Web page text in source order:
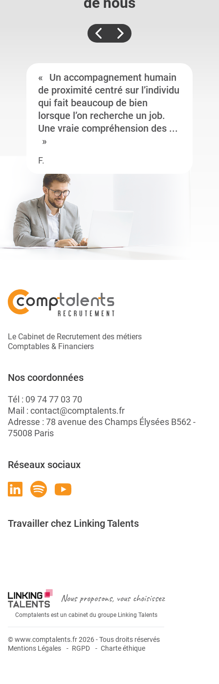
Un accompagnement humain
de proximité centré sur l’individu
qui fait beaucoup de bien
lorsque l’on recherche un job.
Une vraie compréhension des ...
F.
Le Cabinet de Recrutement des métiers
Comptables & Financiers
Nos coordonnées
Tél : 09 74 77 03 70
Mail : contact@comptalents.fr
Adresse : 78 avenue des Champs Élysées B562 -
75008 Paris
Réseaux sociaux
Travailler chez Linking Talents
Nous proposons, vous choisissez
Comptalents est un cabinet du groupe Linking Talents
© www.comptalents.fr 2026 - Tous droits réservés
Mentions Légales
RGPD Charte éthique